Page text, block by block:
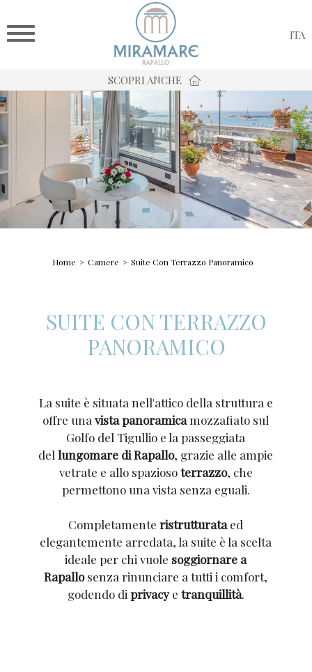
ITA
SCOPRI ANCHE
Home Camere Suite Con Terrazzo Panoramico
SUITE CON TERRAZZO
PANORAMICO
La suite è situata nell'attico della struttura e
offre una vista panoramicamozzafiato sul
Golfo del Tigullio e la passeggiata
del lungomare di Rapallo, grazie alle ampie
vetrate e allo spaziosoterrazzo, che
permettono una vista senza eguali.
Completamente ristrutturataed
elegantemente arredata, la suite è la scelta
ideale per chi vuole soggiornare a
Rapallo senza rinunciare a tutti i comfort,
godendo di privacy e tranquillità.